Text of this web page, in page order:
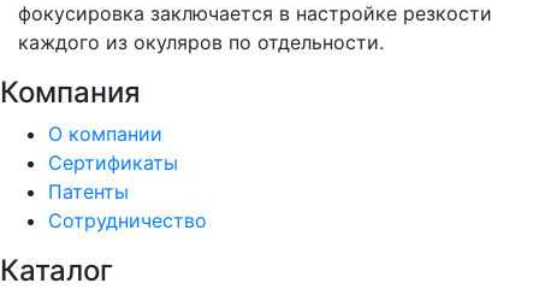
фокусировка заключается в настройке резкости
каждого из окуляров по отдельности.
Компания
О компании
Сертификаты
Патенты
Сотрудничество
Каталог